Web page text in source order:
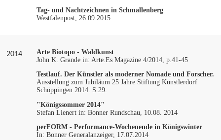
Tag- und Nachtzeichnen in Schmallenberg
Westfalenpost, 26.09.2015
2014
Arte Biotopo - Waldkunst
John K. Grande in: Arte.Es Magazine 4/2014, p.41-45
Testlauf. Der Künstler als moderner Nomade und Forscher.
Ausstellung zum Jubiläum 25 Jahre Stiftung Künstlerdorf
Schöppingen 2014. S.29.
"Königssommer 2014"
Stefan Lienert in: Bonner Rundschau, 10.08. 2014
perFORM - Performance-Wochenende in Königswinter
In: Bonner Generalanzeiger, 17.07.2014